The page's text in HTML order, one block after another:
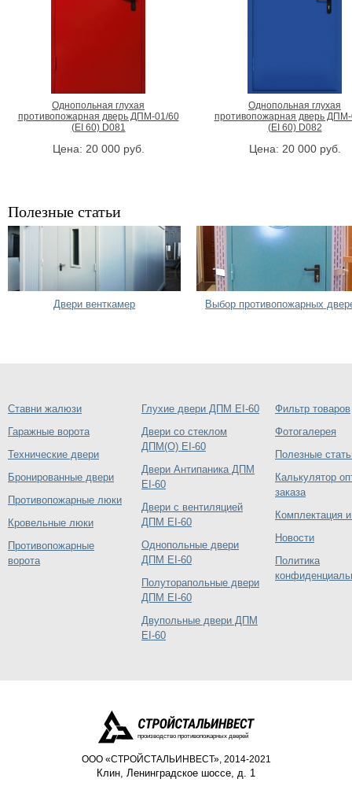
Однопольная глухая
противопожарная дверь ДПМ-01/60
(EI 60) D081
Цена: 20 000руб.
Однопольная глухая
противопожарная дверь
(EI 60) D082
Цена: 20 000руб.
Полезные статьи
Двери венткамер Выбор противопожарных
Ставни жалюзи
Гаражные ворота
Технические двери
Бронированные двери
Противопожарные люки
Кровельные люки
Противопожарные
ворота
Глухие двери ДПМ EI-60
Двери со стеклом
ДПМ(О) EI-60
Двери Антипаника ДПМ
EI-60
Двери с вентиляцией
ДПМ EI-60
Однопольные двери
ДПМ EI-60
Полуторапольные двери
ДПМ EI-60
Двупольные двери ДПМ
EI-60
Фильтр товаров
Фотогалерея
Полезные
Калькулятор
заказа
Комплектация
Новости
Политика
производство противопожарных дверей
ООО «СТРОЙСТАЛЬИНВЕСТ», 2014-2021
Клин, Ленинградское шоссе, д. 1